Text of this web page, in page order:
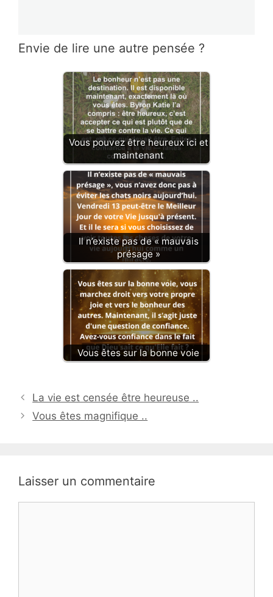
Envie de lire une autre pensée ?
Vous pouvez être heureux ici et
maintenant
Il n’existe pas de « mauvais
présage »
Vous êtes sur la bonne voie
La vie est censée être heureuse ..
Vous êtes magnifique ..
Laisser un commentaire